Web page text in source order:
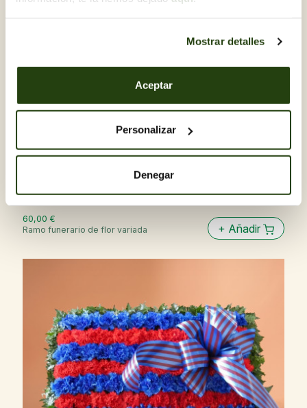
Mostrar detalles
Aceptar
Personalizar
Denegar
60,00 €
Ramo funerario de flor variada
+ Añadir